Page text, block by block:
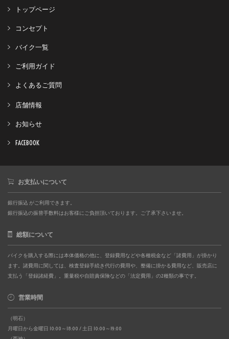
トップページ
コンセプト
バイク一覧
ご利用ガイド
よくあるご質問
店舗情報
お知らせ
FACEBOOK
お支払いについて
銀行振込 がご利用できます。
銀行振込の振替手数料はお客様にご負担頂いております。ご了承下さいませ。
総額について
バイクを購入する際には本体価格の他に、登録費用などや各種税金など「諸費用」が掛かり
ます。諸費用に関しては、検査登録手続き代行の費用や、整備に掛かる費用など、販売店に
支払う「登録諸経費」。重量税や自賠責保険などの「法定費用」の2種類の事です。
営業時間
（明石）
月曜日から金曜日 10:00～18:00 / 土日 10:00～19:00